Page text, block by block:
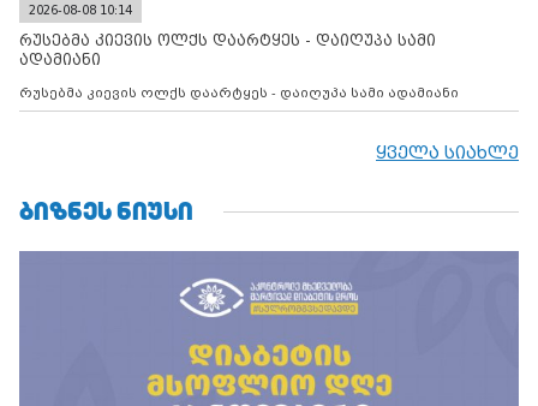
2026-08-08 10:14
რუსებმა კიევის ოლქს დაარტყეს - დაიღუპა სამი
ადამიანი
რუსებმა კიევის ოლქს დაარტყეს - დაიღუპა სამი ადამიანი
ყველა სიახლე
ᲑᲘᲖᲜᲔᲡ ᲜᲘᲣᲡᲘ